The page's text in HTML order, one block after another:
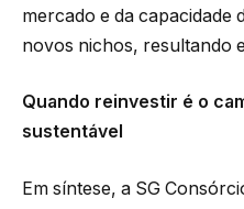
mercado e da capacidade
novos nichos, resultando
Quando reinvestir é o
sustentável
Em síntese, a SG